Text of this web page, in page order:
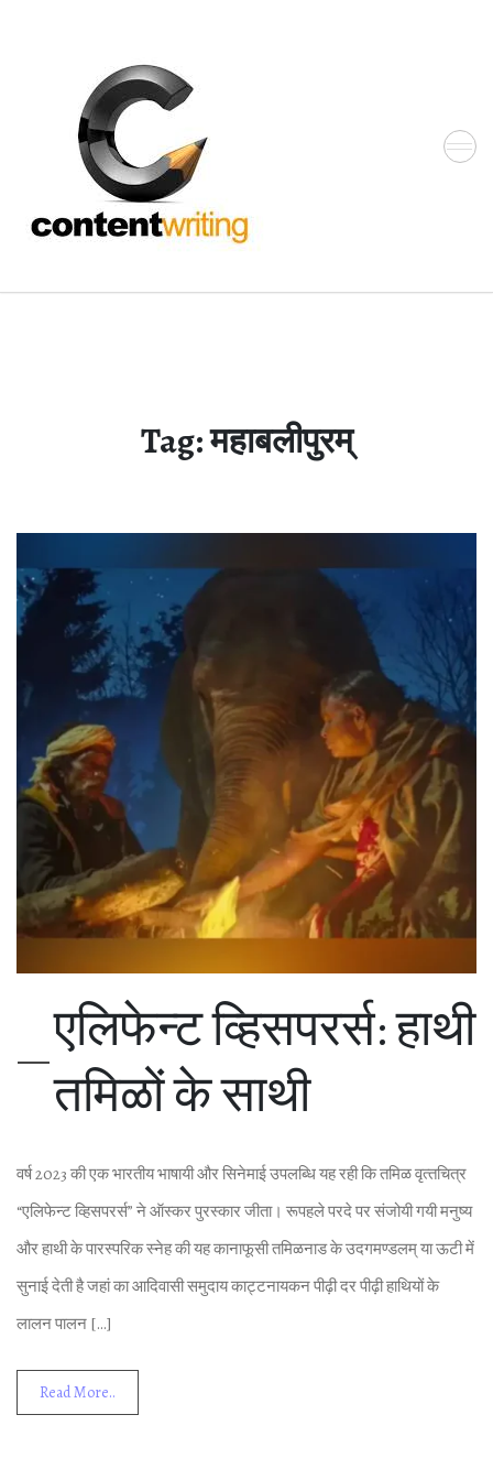
Tag:महाबलीपुरम्
एल‍िफेन्‍ट व्‍ह‍िसपरर्स: हाथी
तम‍िळों के साथी
वर्ष 2023 की एक भारतीय भाषायी और स‍िनेमाई उपलब्‍ध‍ि यह रही क‍ि तम‍िळ वृत्‍तच‍ित्र
“एल‍िफेन्‍ट व्‍ह‍िसपरर्स” ने ऑस्कर पुरस्‍कार जीता। रूपहले परदे पर संजोयी गयी मनुष्‍य
और हाथी के पारस्‍पर‍िक स्‍नेह की यह कानाफूसी तम‍िळनाड के उदगमण्‍डलम् या ऊटी में
सुनाई देती है जहां का आद‍िवासी समुदाय काट्टनायकन पीढ़ी दर पीढ़ी हाथ‍ियों के
लालन पालन […]
Read More..